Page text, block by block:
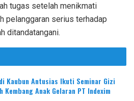
tugas setelah menikmati
pelanggaran serius terhadap
ditandatangani.
Kaubun Antusias Ikuti Seminar Gizi
Kembang Anak Gelaran PT Indexim